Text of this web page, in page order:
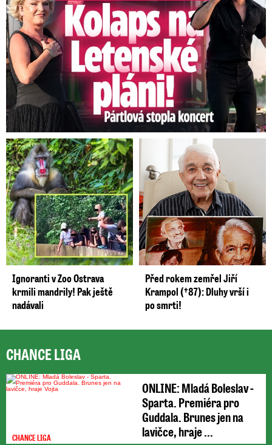
Ignoranti v Zoo Ostrava
krmili mandrily! Pak ještě
nadávali
Před rokem zemřel Jiří
Krampol (†87): Dluhy vrší i
po smrti!
CHANCE LIGA
CHANCE LIGA
ONLINE: Mladá Boleslav -
Sparta. Premiéra pro
Guddala. Brunes jen na
lavičce, hraje ...